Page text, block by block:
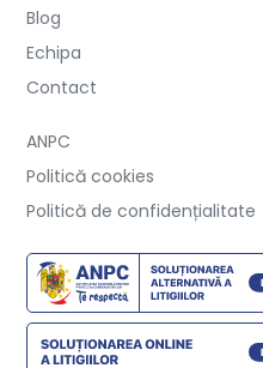
Blog
Echipa
Contact
ANPC
Politică cookies
Politică de confidențialitate